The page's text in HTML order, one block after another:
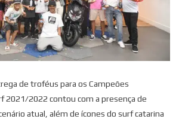
de troféus para os Campeões
2021/2022 contou com a presença de
atual, além de ícones do surf catarina